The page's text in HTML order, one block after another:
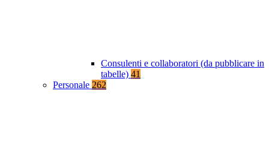
Consulenti e collaboratori (da pubblicare in
tabelle) 41
Personale 262